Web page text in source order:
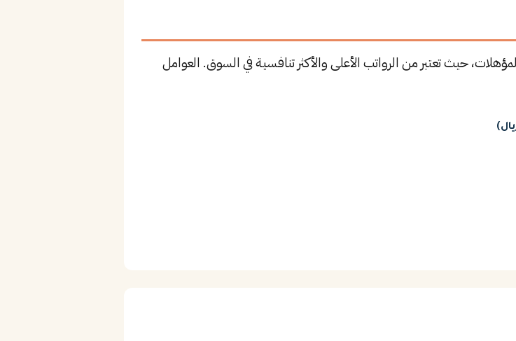
حيث تعتبر من الرواتب الأعلى والأكثر تنافسية في السوق. العوامل